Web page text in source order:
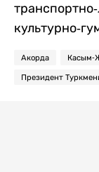
культурно-
Акорда Касым-
Президент